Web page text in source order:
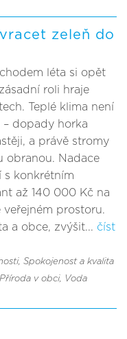
zeleň do
léta si opět
roli hraje
Teplé klima není
– dopady horka
a právě stromy
obranou. Nadace
s konkrétním
až 140 000 Kč na
prostoru.
a obce, zvýšit... číst
, Spokojenost a kvalita
v obci, Voda